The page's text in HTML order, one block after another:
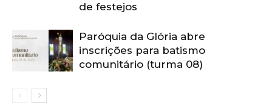
de festejos
Paróquia da Glória abre
inscrições para batismo
comunitário (turma 08)